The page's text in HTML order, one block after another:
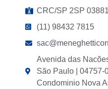
CRC/SP 2SP
(11) 98432 7815
Avenida das
São Paulo | 04757-
Condominio Nova